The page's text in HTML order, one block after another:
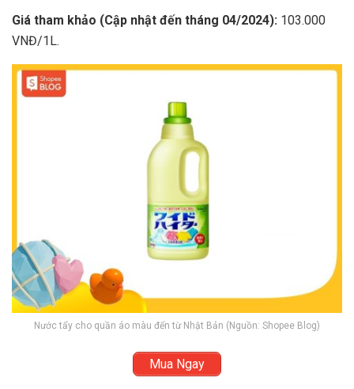
Giá tham khảo (Cập nhật đến tháng 04/2024): 103.000
VNĐ/1L.
Nước tẩy cho quần áo màu đến từ Nhật Bản (Nguồn: Shopee Blog)
Mua Ngay